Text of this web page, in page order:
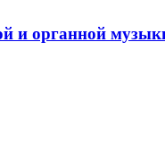
и органной